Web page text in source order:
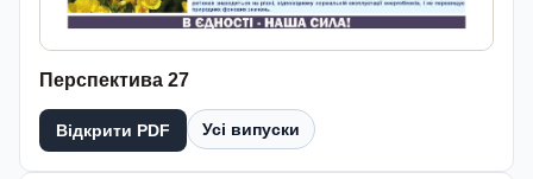
Перспектива 27
Відкрити PDF Усі випуски